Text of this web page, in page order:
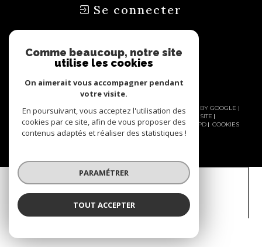
Se connecter
adhérons
© 2026 | TOUS DROITS RÉSERVÉS | TRADUCTION POWERED BY GOOGLE |
NOS HONORAIRES
NOS HONORAIRES
PLAN DU SITE
MENTIONS LÉGALES
ADMIN NOS LIENS POLITIQUE RGPD COOKIES
Comme beaucoup, notre site
utilise les cookies
On aimerait vous accompagner pendant
votre visite.
En poursuivant, vous acceptez l'utilisation des
cookies par ce site, afin de vous proposer des
contenus adaptés et réaliser des statistiques !
PARAMÉTRER
TOUT ACCEPTER